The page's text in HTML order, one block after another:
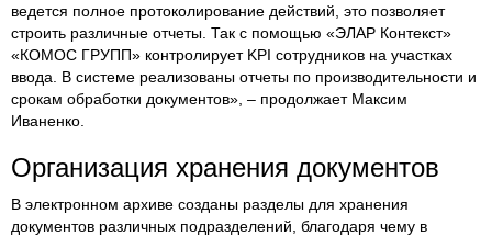
ведется полное протоколирование действий, это позволяет
строить различные отчеты. Так с помощью «ЭЛАР Контекст»
«КОМОС ГРУПП» контролирует KPI сотрудников на участках
ввода. В системе реализованы отчеты по производительности и
срокам обработки документов», – продолжает Максим
Иваненко.
Организация хранения документов
В электронном архиве созданы разделы для хранения
документов различных подразделений, благодаря чему в